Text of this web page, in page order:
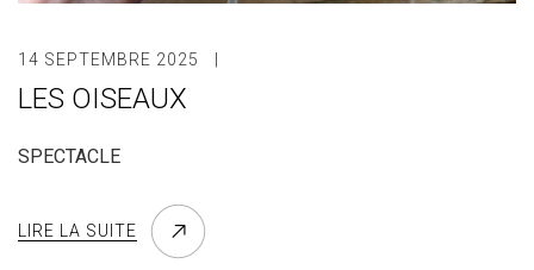
14 SEPTEMBRE 2025
LES OISEAUX
SPECTACLE
LIRE LA SUITE